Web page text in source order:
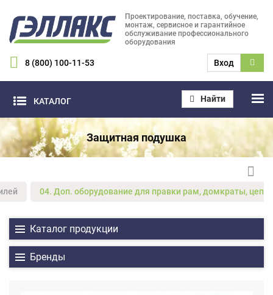
Проектирование, поставка, обучение,
монтаж, сервисное и гарантийное
обслуживание профессионального
оборудования
8 (800) 100-11-53 Вход
КАТАЛОГ Найти
Защитная подушка
04. Доп. оборудование для правки рам, домкраты, цепи,
Каталог продукции
Бренды